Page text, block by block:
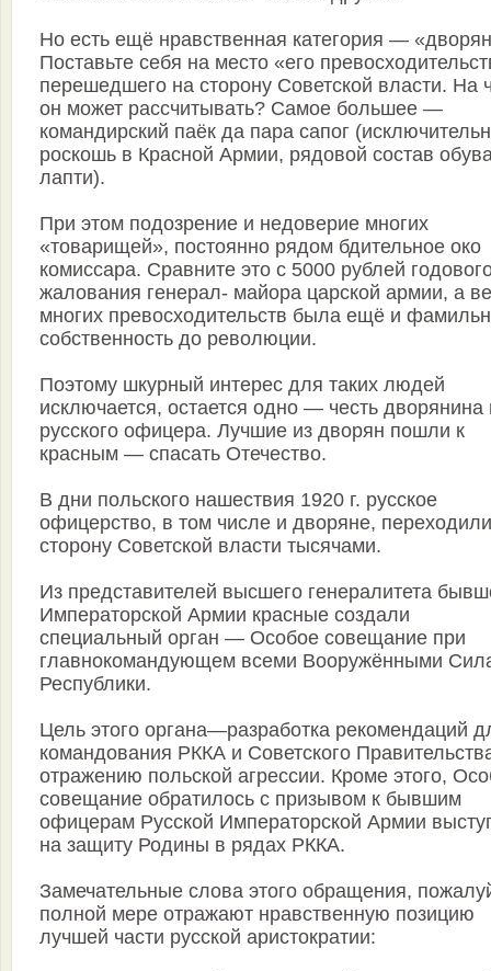
Но есть ещё нравственная категория —
Поставьте себя на место «его
перешедшего на сторону Советской власти. На
он может рассчитывать? Самое большее —
командирский паёк да пара сапог
роскошь в Красной Армии, рядовой состав
лапти).
При этом подозрение и недоверие многих
«товарищей», постоянно рядом бдительное око
комиссара. Сравните это с 5000 рублей
жалования генерал- майора царской армии, а
многих превосходительств была ещё и
собственность до революции.
Поэтому шкурный интерес для таких людей
исключается, остается одно — честь дворянина
русского офицера. Лучшие из дворян пошли к
красным — спасать Отечество.
В дни польского нашествия 1920 г. русское
офицерство, в том числе и дворяне,
сторону Советской власти тысячами.
Из представителей высшего генералитета
Императорской Армии красные создали
специальный орган — Особое совещание при
главнокомандующем всеми Вооружёнными
Республики.
Цель этого органа—разработка рекомендаций
командования РККА и Советского
отражению польской агрессии. Кроме этого,
совещание обратилось с призывом к бывшим
офицерам Русской Императорской Армии
на защиту Родины в рядах РККА.
Замечательные слова этого обращения,
полной мере отражают нравственную позицию
лучшей части русской аристократии: